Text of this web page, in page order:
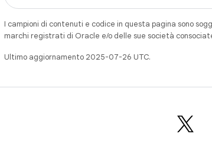
I campioni di contenuti e codice in questa pagina sono
marchi registrati di Oracle e/o delle sue società
Ultimo aggiornamento 2025-07-26 UTC.